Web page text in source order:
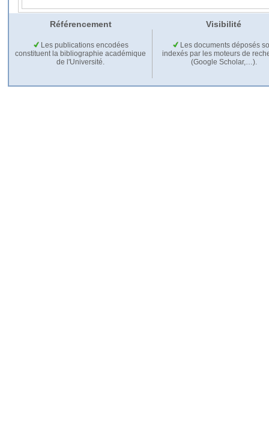
Référencement Visibilité
Les publications encodées
constituent la bibliographie académique
de l'Université.
Les documents déposés
indexés par les moteurs de
(Google Scholar,…).